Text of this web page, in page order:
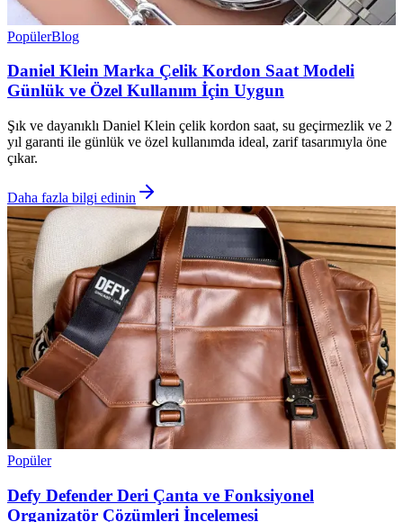
PopülerBlog
Daniel Klein Marka Çelik Kordon Saat Modeli
Günlük ve Özel Kullanım İçin Uygun
Şık ve dayanıklı Daniel Klein çelik kordon saat, su geçirmezlik ve 2
yıl garanti ile günlük ve özel kullanımda ideal, zarif tasarımıyla öne
çıkar.
Daha fazla bilgi edinin
Popüler
Defy Defender Deri Çanta ve Fonksiyonel
Organizatör Çözümleri İncelemesi